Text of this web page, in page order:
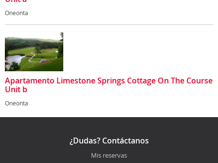
Oneonta
Apartamento Limestone Springs Cottage On The Course
Unit b
Oneonta
¿Dudas? Contáctanos
Mis reservas